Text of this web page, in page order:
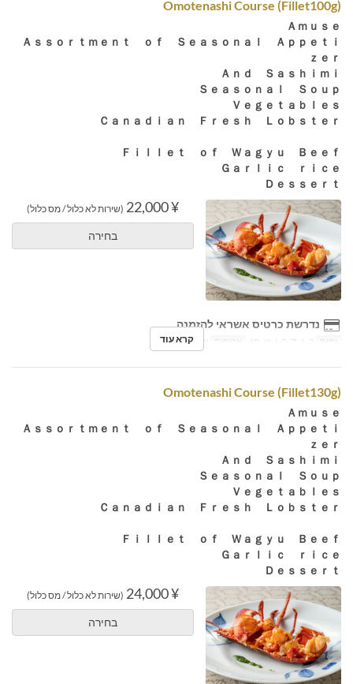
Omotenashi Course (Fillet100g)
Ａｍｕｓｅ
Ａｓｓｏｒｔｍｅｎｔ ｏｆ Ｓｅａｓｏｎａｌ Ａｐｐｅｔｉ
ｚｅｒ
Ａｎｄ Ｓａｓｈｉｍｉ
Ｓｅａｓｏｎａｌ Ｓｏｕｐ
Ｖｅｇｅｔａｂｌｅｓ
Ｃａｎａｄｉａｎ Ｆｒｅｓｈ Ｌｏｂｓｔｅｒ
Ｆｉｌｌｅｔ ｏｆ Ｗａｇｙｕ Ｂｅｅｆ
Ｇａｒｌｉｃ ｒｉｃｅ
Ｄｅｓｓｅｒｔ
¥ 22,000 (שירות לא כלול / מס כלול)
בחירה
נדרשת כרטיס אשראי להזמנה
ימים ב, ג, ד, ה, ו, ש, חג ארוחות ארוחת ערב
קרא עוד
Omotenashi Course (Fillet130g)
Ａｍｕｓｅ
Ａｓｓｏｒｔｍｅｎｔ ｏｆ Ｓｅａｓｏｎａｌ Ａｐｐｅｔｉ
ｚｅｒ
Ａｎｄ Ｓａｓｈｉｍｉ
Ｓｅａｓｏｎａｌ Ｓｏｕｐ
Ｖｅｇｅｔａｂｌｅｓ
Ｃａｎａｄｉａｎ Ｆｒｅｓｈ Ｌｏｂｓｔｅｒ
Ｆｉｌｌｅｔ ｏｆ Ｗａｇｙｕ Ｂｅｅｆ
Ｇａｒｌｉｃ ｒｉｃｅ
Ｄｅｓｓｅｒｔ
¥ 24,000 (שירות לא כלול / מס כלול)
בחירה